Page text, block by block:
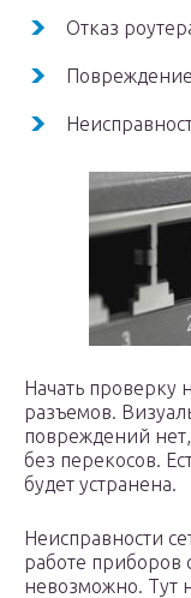
Отказ
Начать проверку
разъемов.
повреждений
без перекосов.
будет устранена.
Неисправности
работе приборов
невозможно. Тут